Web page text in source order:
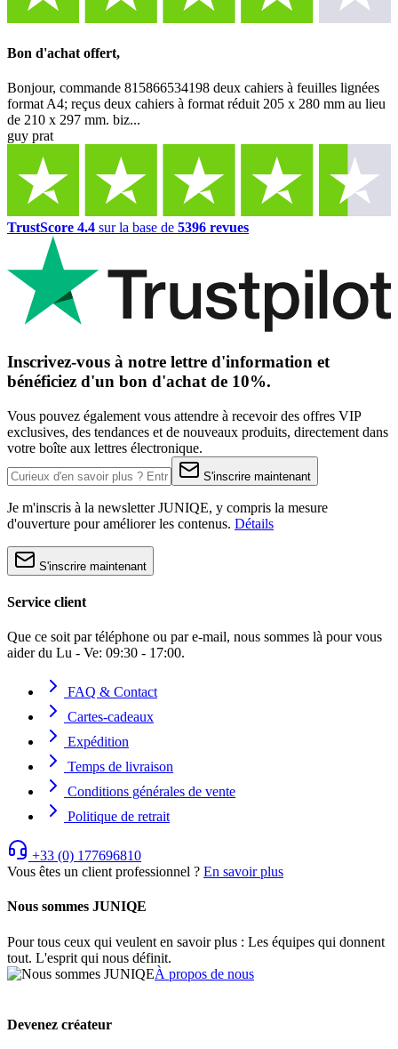
Bon d'achat offert,
Bonjour, commande 815866534198 deux cahiers à feuilles lignées
format A4; reçus deux cahiers à format réduit 205 x 280 mm au lieu
de 210 x 297 mm. biz...
guy prat
TrustScore 4.4 sur la base de 5396 revues
Inscrivez-vous à notre lettre d'information et
bénéficiez d'un bon d'achat de 10%.
Vous pouvez également vous attendre à recevoir des offres VIP
exclusives, des tendances et de nouveaux produits, directement dans
votre boîte aux lettres électronique.
S'inscrire maintenant
Je m'inscris à la newsletter JUNIQE, y compris la mesure
d'ouverture pour améliorer les contenus. Détails
S'inscrire maintenant
Service client
Que ce soit par téléphone ou par e-mail, nous sommes là pour vous
aider du Lu - Ve: 09:30 - 17:00.
FAQ & Contact
Cartes-cadeaux
Expédition
Temps de livraison
Conditions générales de vente
Politique de retrait
+33 (0) 177696810
Vous êtes un client professionnel ? En savoir plus
Nous sommes JUNIQE
Pour tous ceux qui veulent en savoir plus : Les équipes qui donnent
tout. L'esprit qui nous définit.
À propos de nous
Devenez créateur